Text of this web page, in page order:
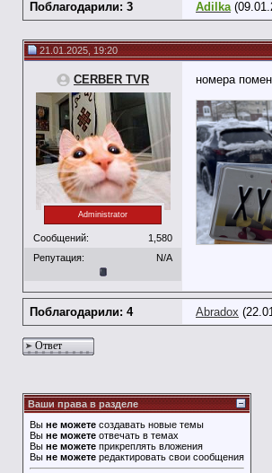
Поблагодарили: 3 Adilka
21.01.2025, 19:20
CERBER TVR
Administrator
Сообщений:
1,580
Репутация:
N/A
номера
Поблагодарили: 4 Abradox
Ответ
Ваши права в разделе
Вы не можете создавать новые темы
Вы не можете отвечать в темах
Вы не можете прикреплять вложения
Вы не можете редактировать свои сообщения